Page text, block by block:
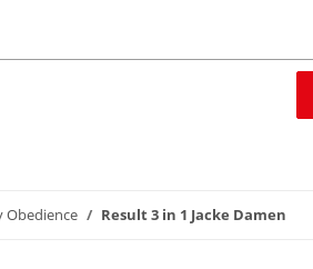
Obedience Result 3 in 1 Jacke Damen